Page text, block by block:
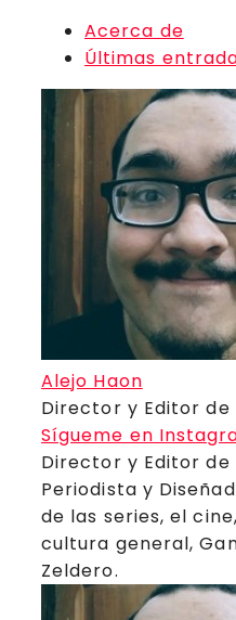
Acerca de
Últimas
Alejo Haon
Director y Editor de
Sígueme en
Director y Editor de
Periodista y
de las series, el
cultura general,
Zeldero.